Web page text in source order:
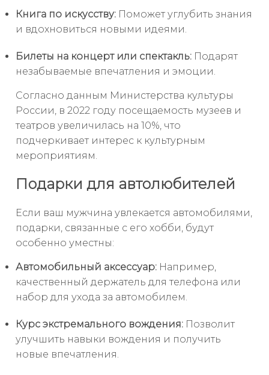
Книга по искусству: Поможет углубить знания
и вдохновиться новыми идеями.
Билеты на концерт или спектакль: Подарят
незабываемые впечатления и эмоции.
Согласно данным Министерства культуры
России, в 2022 году посещаемость музеев и
театров увеличилась на 10%, что
подчеркивает интерес к культурным
мероприятиям.
Подарки для автолюбителей
Если ваш мужчина увлекается автомобилями,
подарки, связанные с его хобби, будут
особенно уместны:
Автомобильный аксессуар: Например,
качественный держатель для телефона или
набор для ухода за автомобилем.
Курс экстремального вождения: Позволит
улучшить навыки вождения и получить
новые впечатления.